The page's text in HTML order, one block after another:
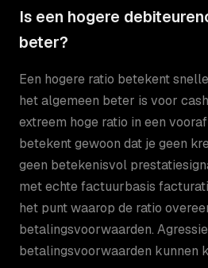
Is een hogere
beter?
Een hogere ratio betekent
het algemeen beter is voor
extreem hoge ratio in een
betekent gewoon dat je geen
geen betekenisvol
met echte factuurbasis
het punt waarop de ratio
betalingsvoorwaarden.
betalingsvoorwaarden kunnen